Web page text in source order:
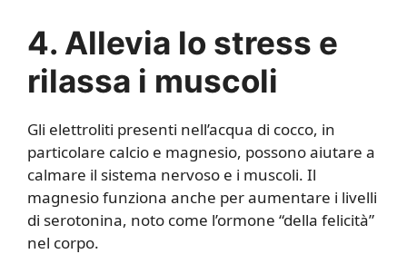
4. Allevia lo stress e
rilassa i muscoli
Gli elettroliti presenti nell’acqua di cocco, in
particolare calcio e magnesio, possono aiutare a
calmare il sistema nervoso e i muscoli. Il
magnesio funziona anche per aumentare i livelli
di serotonina, noto come l’ormone “della felicità”
nel corpo.